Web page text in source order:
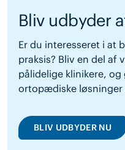
Bliv udbyder
Er du interesseret i at
praksis? Bliv en del af
pålidelige klinikere,
ortopædiske løsninger
BLIV UDBYDER NU